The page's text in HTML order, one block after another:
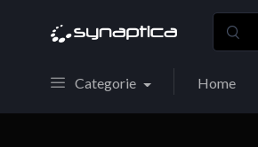
Categorie Home